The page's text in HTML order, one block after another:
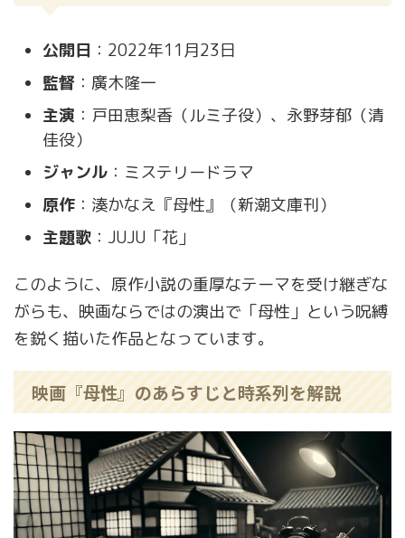
公開日 ：2022年11月23日
監督 ：廣木隆一
主演 ：戸田恵梨香（ルミ子役）、永野芽郁（清
佳役）
ジャンル ：ミステリードラマ
原作 ：湊かなえ『母性』（新潮文庫刊）
主題歌 ：JUJU「花」
このように、原作小説の重厚なテーマを受け継ぎな
がらも、映画ならではの演出で「母性」という呪縛
を鋭く描いた作品となっています。
映画『母性』のあらすじと時系列を解説